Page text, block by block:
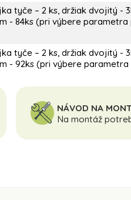
tyče – 2 ks, držiak dvojitý -
- 84ks (pri výbere parametra
tyče – 2 ks, držiak dvojitý -
- 92ks (pri výbere parametra
NÁVOD NA
Na montáž